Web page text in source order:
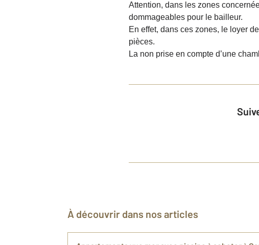
Attention, dans les zones
dommageables pour le bailleur.
En effet, dans ces zones, le loyer
pièces.
La non prise en compte d’une
À découvrir dans nos articles